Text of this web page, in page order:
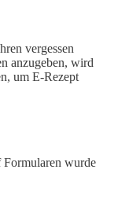
vergessen
anzugeben, wird
um E-Rezept
wurde